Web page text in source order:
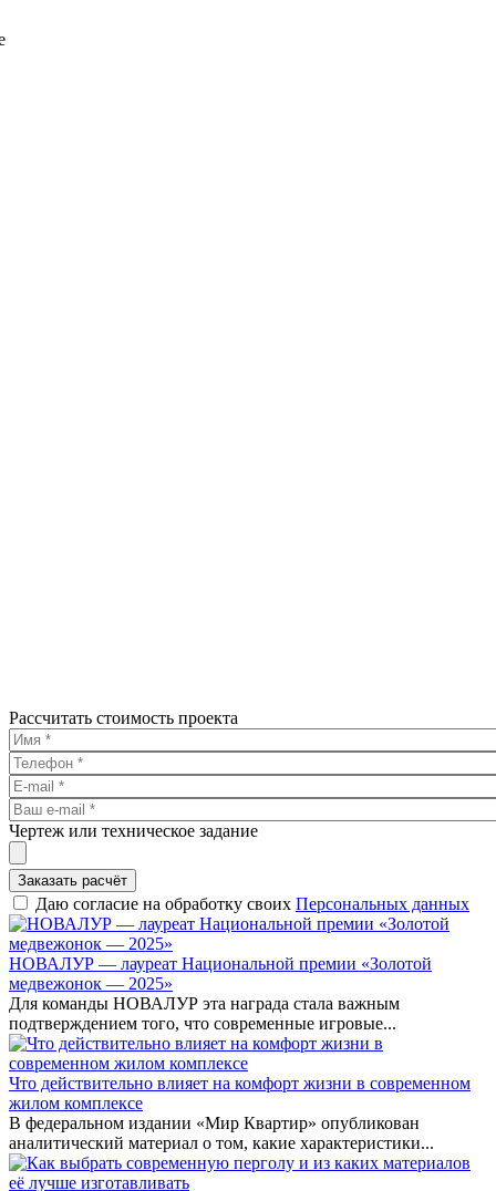
Рассчитать стоимость проекта
Чертеж или техническое задание
Заказать расчёт
Даю согласие на обработку своих Персональных данных
НОВАЛУР — лауреат Национальной премии «Золотой
медвежонок — 2025»
Для команды НОВАЛУР эта награда стала важным
подтверждением того, что современные игровые...
Что действительно влияет на комфорт жизни в современном
жилом комплексе
В федеральном издании «Мир Квартир» опубликован
аналитический материал о том, какие характеристики...